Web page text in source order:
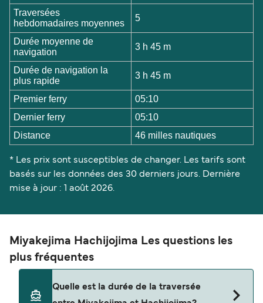
Traversées
hebdomadaires moyennes
5
Durée moyenne de
navigation
3 h 45 m
Durée de navigation la
plus rapide
3 h 45 m
Premier ferry
05:10
Dernier ferry
05:10
Distance
46 milles nautiques
* Les prix sont susceptibles de changer. Les tarifs sont
basés sur les données des 30 derniers jours. Dernière
mise à jour : 1 août 2026.
Miyakejima Hachijojima Les questions les
plus fréquentes
Quelle est la durée de la traversée